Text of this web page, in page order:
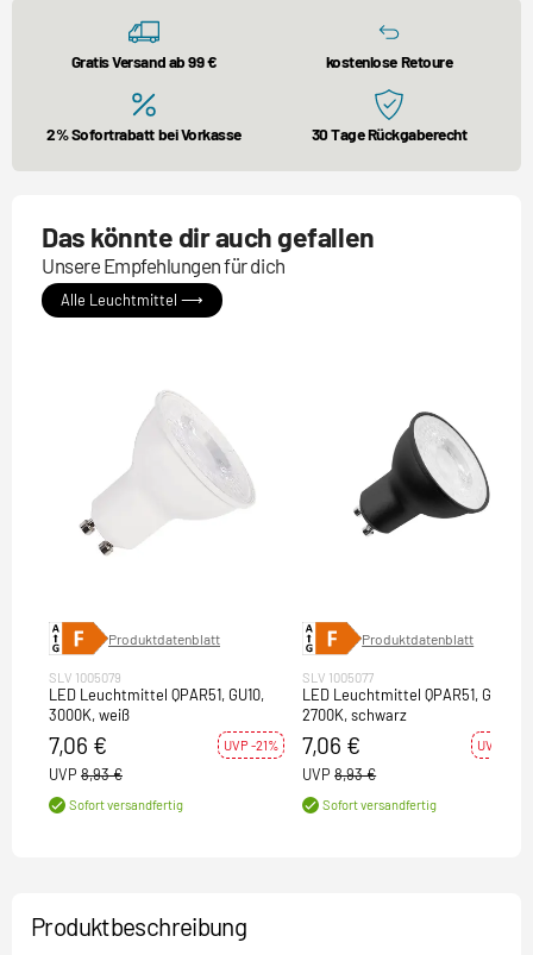
Gratis Versand ab 99 € kostenlose Retoure
2% Sofortrabatt bei Vorkasse 30 Tage Rückgaberecht
Das könnte dir auch gefallen
Unsere Empfehlungen für dich
Alle Leuchtmittel ⟶
Produktdatenblatt
SLV 1005079
LED Leuchtmittel QPAR51, GU10,
3000K, weiß
7,06 € UVP -21%
UVP 8,93 €
Sofort versandfertig
Produktdatenblatt
SLV 1005077
LED Leuchtmittel QPAR51, GU10,
2700K, schwarz
7,06 € UVP -21%
UVP 8,93 €
Sofort versandfertig
Produktbeschreibung